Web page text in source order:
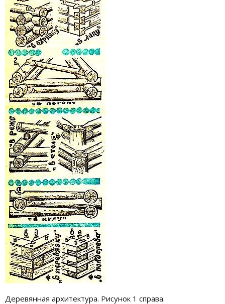
Деревянная архитектура. Рисунок 1 справа.